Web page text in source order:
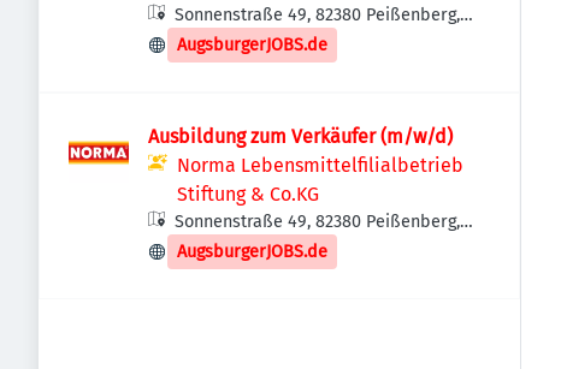
Sonnenstraße 49, 82380 Peißenberg,
Deutschland
AugsburgerJOBS.de
Ausbildung zum Verkäufer (m/w/d)
Norma Lebensmittelfilialbetrieb
Stiftung & Co.KG
Sonnenstraße 49, 82380 Peißenberg,
Deutschland
AugsburgerJOBS.de